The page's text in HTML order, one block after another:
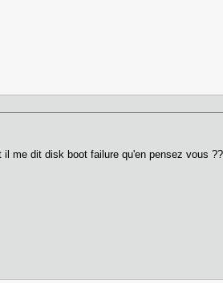
me dit disk boot failure qu'en pensez vous